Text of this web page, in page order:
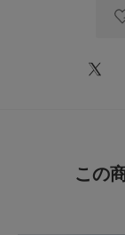
この